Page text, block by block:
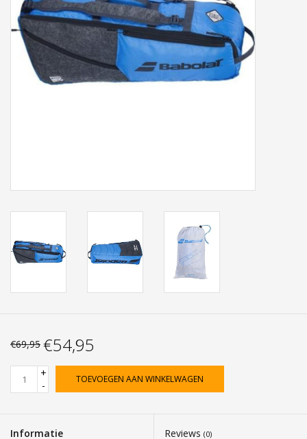
Accessoires
Sponsoring
€69,95 €54,95
+
-
TOEVOEGEN AAN WINKELWAGEN
Informatie Reviews (0)